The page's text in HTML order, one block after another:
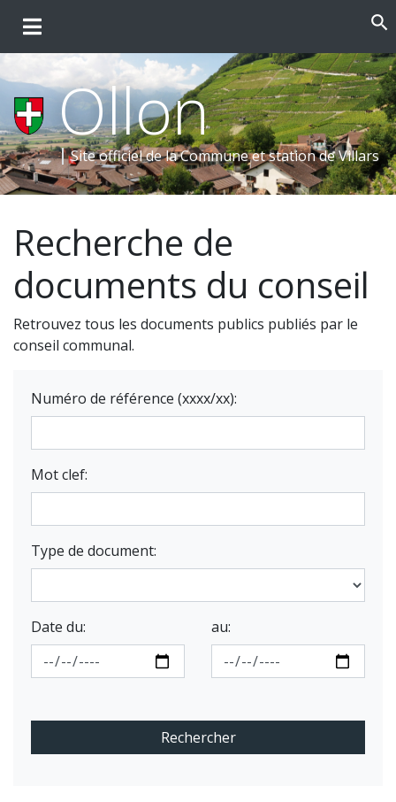
search
Ollon
Site officiel de la Commune etstation de Villars
Recherche de
documents du conseil
Retrouvez tous les documents publics publiés par le
conseil communal.
Numéro de référence (xxxx/xx):
Mot clef:
Type de document:
Date du: au: